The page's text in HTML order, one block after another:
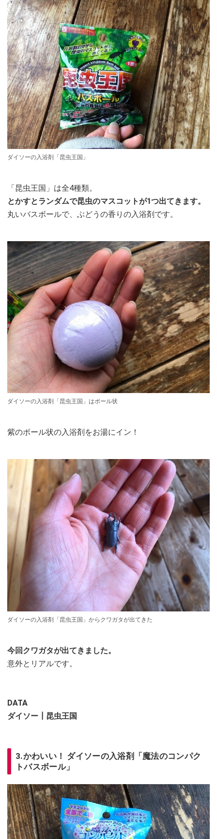
ダイソーの入浴剤「昆虫王国」
「昆虫王国」は全4種類。
とかすとランダムで昆虫のマスコットが1つ出てきます。
丸いバスボールで、ぶどうの香りの入浴剤です。
ダイソーの入浴剤「昆虫王国」はボール状
紫のボール状の入浴剤をお湯にイン！
ダイソーの入浴剤「昆虫王国」からクワガタが出てきた
今回クワガタが出てきました。
意外とリアルです。
DATA
ダイソー┃昆虫王国
3.かわいい！ ダイソーの入浴剤「魔法のコンパク
トバスボール」